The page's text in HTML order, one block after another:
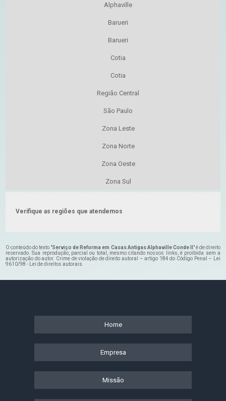
Alphaville
Barueri
Barueri
Cotia
Cotia
Região Central
São Paulo
Zona Leste
Zona Norte
Zona Oeste
Zona Sul
Verifique as regiões que atendemos
O conteúdo do texto "Serviço de Reforma em Casas Antigas Alphaville Conde II" é de direito
reservado. Sua reprodução, parcial ou total, mesmo citando nossos links, é proibida sem a
autorização do autor. Crime de violação de direito autoral – artigo 184 do Código Penal –Lei
9610/98 - Lei de direitos autorais.
Home
Empresa
Missão